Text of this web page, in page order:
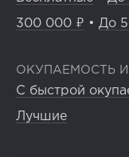
300 000 ₽ • До
ОКУПАЕМОСТЬ
С быстрой
Лучшие